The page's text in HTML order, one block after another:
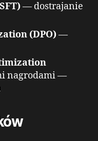
— dostrajanie
(DPO)—
nagrodami —